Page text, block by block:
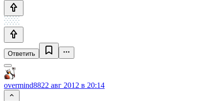
Ответить
overmind8822 авг 2012 в 20:14